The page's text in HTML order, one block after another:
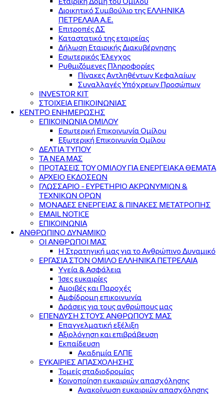
Διοικητικό Συμβούλιο της ΕΛΛΗΝΙΚΑ
ΠΕΤΡΕΛΑΙΑ Α.Ε.
Επιτροπές ΔΣ
Καταστατικό της εταιρείας
Δήλωση Εταιρικής Διακυβέρνησης
Εσωτερικός Έλεγχος
Ρυθμιζόμενες Πληροφορίες
Πίνακες Αντληθέντων Κεφαλαίων
Συναλλαγές Υπόχρεων Προσώπων
INVESTOR KIT
ΣΤΟΙΧΕΙΑ ΕΠΙΚΟΙΝΩΝΙΑΣ
ΚΕΝΤΡΟ ΕΝΗΜΕΡΩΣΗΣ
ΕΠΙΚΟΙΝΩΝΙΑ ΟΜΙΛΟΥ
Εσωτερική Επικοινωνία Ομίλου
Εξωτερική Επικοινωνία Ομίλου
ΔΕΛΤΙΑ ΤΥΠΟΥ
ΤΑ ΝΕΑ ΜΑΣ
ΠΡΟΤΑΣΕΙΣ ΤΟΥ ΟΜΙΛΟΥ ΓΙΑ ΕΝΕΡΓΕΙΑΚΑ ΘΕΜΑΤΑ
ΑΡΧΕΙΟ ΕΚΔΟΣΕΩΝ
ΓΛΩΣΣΑΡΙΟ - ΕΥΡΕΤΗΡΙΟ ΑΚΡΩΝΥΜΙΩΝ &
ΤΕΧΝΙΚΩΝ ΟΡΩΝ
ΜΟΝΑΔΕΣ ΕΝΕΡΓΕΙΑΣ & ΠΙΝΑΚΕΣ ΜΕΤΑΤΡΟΠΗΣ
EMAIL NOTICE
ΕΠΙΚΟΙΝΩΝΙΑ
ΑΝΘΡΩΠΙΝΟ ΔΥΝΑΜΙΚΟ
ΟΙ ΑΝΘΡΩΠΟΙ ΜΑΣ
Η Στρατηγική μας για το Ανθρώπινο Δυναμικό
ΕΡΓΑΣΙΑ ΣΤΟΝ ΟΜΙΛΟ ΕΛΛΗΝΙΚΑ ΠΕΤΡΕΛΑΙΑ
Υγεία & Ασφάλεια
Ίσες ευκαιρίες
Αμοιβές και Παροχές
Αμφίδρομη επικοινωνία
Δράσεις για τους ανθρώπους μας
ΕΠΕΝΔΥΣΗ ΣΤΟΥΣ ΑΝΘΡΩΠΟΥΣ ΜΑΣ
Επαγγελματική εξέλιξη
Αξιολόγηση και επιβράβευση
Εκπαίδευση
Ακαδημία ΕΛΠΕ
ΕΥΚΑΙΡΙΕΣ ΑΠΑΣΧΟΛΗΣΗΣ
Τομείς σταδιοδρομίας
Κοινοποίηση ευκαιριών απασχόλησης
Ανακοίνωση ευκαιριών απασχόλησης